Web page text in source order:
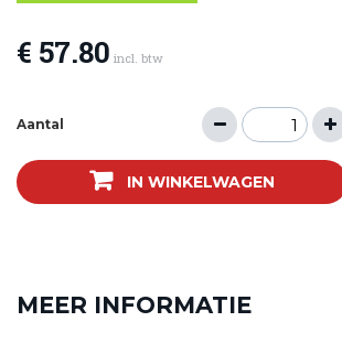
€ 57.80 incl. btw
Aantal
IN WINKELWAGEN
MEER INFORMATIE